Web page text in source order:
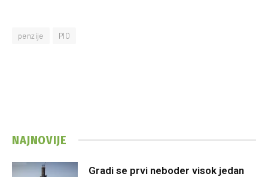
penzije PIO
NAJNOVIJE
Gradi se prvi neboder visok jedan